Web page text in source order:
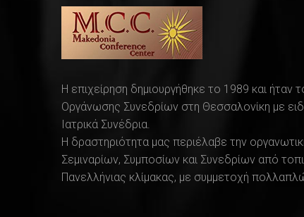
Η επιχείρηση δημιουργήθηκε το 1989 και ήταν
Οργάνωσης Συνεδρίων στη Θεσσαλονίκη με
Ιατρικά Συνέδρια.
Η δραστηριότητα μας περιέλαβε την
Σεμιναρίων, Συμποσίων και Συνεδρίων από
Πανελλήνιας κλίμακας, με συμμετοχή